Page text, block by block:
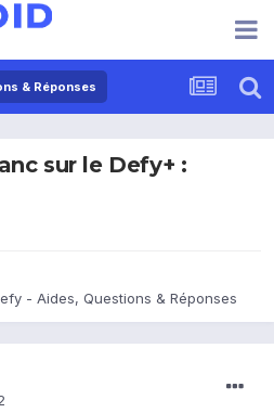
& Réponses
sur le Defy+ :
- Aides, Questions & Réponses